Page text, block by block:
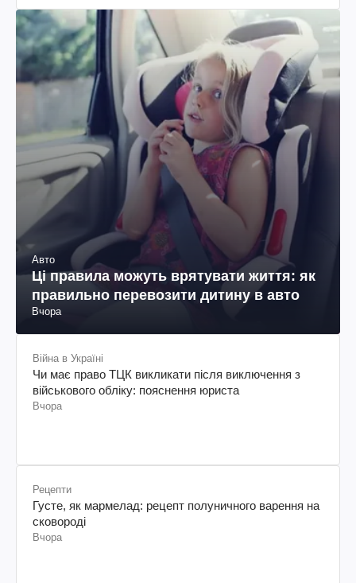
Авто
Ці правила можуть врятувати життя: як
правильно перевозити дитину в авто
Вчора
Війна в Україні
Чи має право ТЦК викликати після виключення з
військового обліку: пояснення юриста
Вчора
Рецепти
Густе, як мармелад: рецепт полуничного варення на
сковороді
Вчора